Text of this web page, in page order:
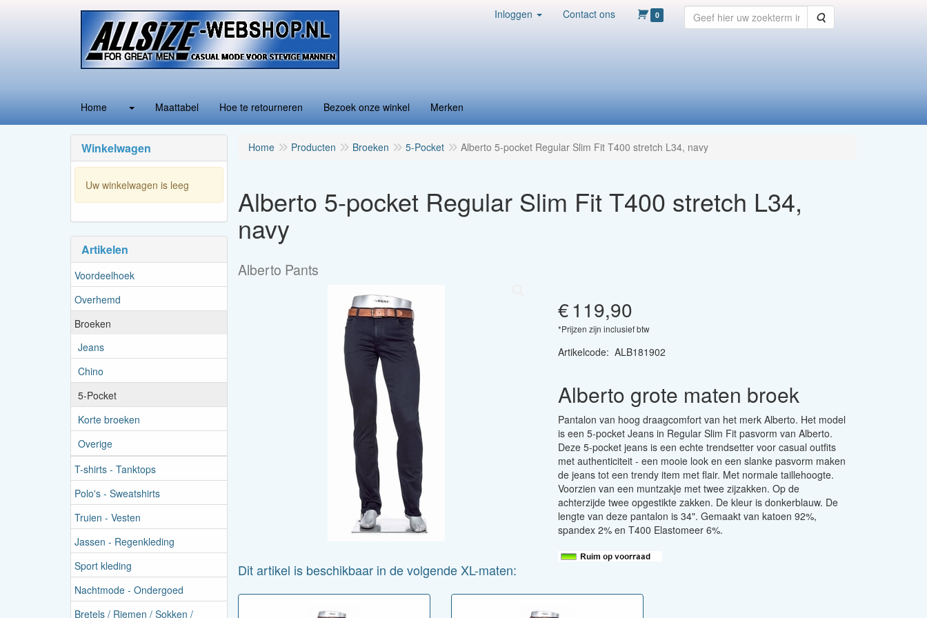
Inloggen Contact ons 0 Zoeken
Home Maattabel Hoe te retourneren Bezoek onze winkel Merken
Winkelwagen
Uw winkelwagen is leeg
Artikelen
Voordeelhoek
Overhemd
Broeken
Jeans
Chino
5-Pocket
Korte broeken
Overige
T-shirts - Tanktops
Polo's - Sweatshirts
Truien - Vesten
Jassen - Regenkleding
Sport kleding
Nachtmode - Ondergoed
Bretels / Riemen / Sokken /
Home Producten Broeken 5-Pocket Alberto 5-pocket Regular Slim Fit T400 stretch L34, navy
Alberto 5-pocket Regular Slim Fit T400 stretch L34,
navy
Alberto Pants
€119,90
*Prijzen zijn inclusief btw
Artikelcode: ALB181902
Alberto grote maten broek
Pantalon van hoog draagcomfort van het merk Alberto. Het model
is een 5-pocket Jeans in Regular Slim Fit pasvorm van Alberto.
Deze 5-pocket jeans is een echte trendsetter voor casual outfits
met authenticiteit - een mooie look en een slanke pasvorm maken
de jeans tot een trendy item met flair. Met normale taillehoogte.
Voorzien van een muntzakje met twee zijzakken. Op de
achterzijde twee opgestikte zakken. De kleur is donkerblauw. De
lengte van deze pantalon is 34". Gemaakt van katoen 92%,
spandex 2% en T400 Elastomeer 6%.
Dit artikel is beschikbaar in de volgende XL-maten: